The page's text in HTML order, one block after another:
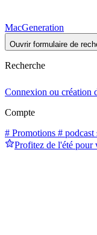
MacGeneration
Ouvrir formulaire de
Recherche
Connexion ou création
Compte
# Promotions # podcast
Profitez de l'été pour